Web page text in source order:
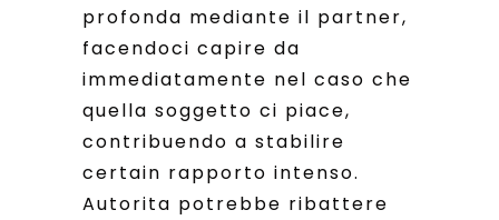
profonda mediante il partner,
facendoci capire da
immediatamente nel caso che
quella soggetto ci piace,
contribuendo a stabilire
certain rapporto intenso.
Autorita potrebbe ribattere